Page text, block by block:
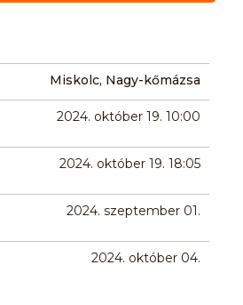
Miskolc, Nagy-kőmázsa
2024. október 19. 10:00
2024. október 19. 18:05
2024. szeptember 01.
2024. október 04.